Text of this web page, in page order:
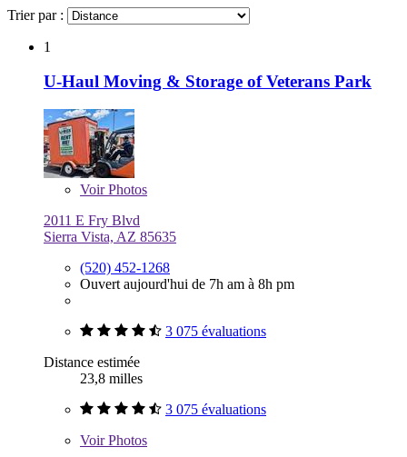
Trier par :
1
U-Haul Moving & Storage of Veterans Park
VoirPhotos
2011 E Fry Blvd
Sierra Vista, AZ 85635
(520) 452-1268
Ouvert aujourd'hui de 7h am à 8h pm
3 075 évaluations
Distance estimée
23,8 milles
3 075 évaluations
VoirPhotos